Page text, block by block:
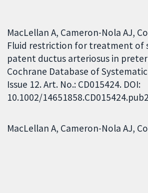
MacLellan A, Cameron-Nola AJ,
Fluid restriction for treatment of
patent ductus arteriosus in
Cochrane Database of
Issue 12. Art. No.: CD015424. DOI:
10.1002/
MacLellan A Cameron-Nola AJ